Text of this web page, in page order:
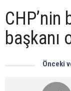
CHP’nin
başkanı
Önceki